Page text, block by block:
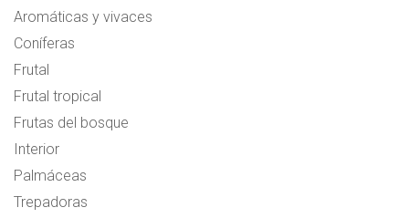
Aromáticas y vivaces
Coníferas
Frutal
Frutal tropical
Frutas del bosque
Interior
Palmáceas
Trepadoras